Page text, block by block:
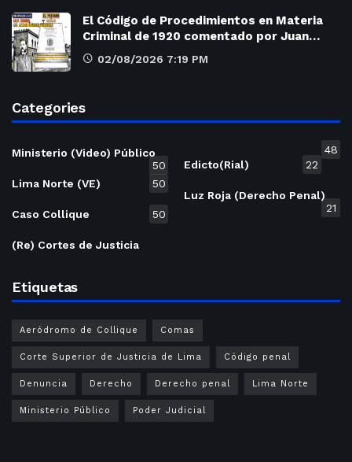
El Código de Procedimientos en Materia
Criminal de 1920 comentado por Juan…
02/08/2026 7:19 PM
Categories
Ministerio (Video) Público
50
Lima Norte (VE)
50
Caso Collique 50
(Re) Cortes de Justicia
48
Edicto(Rial)
22
Luz Roja (Derecho Penal)
21
Etiquetas
Aeródromo de Collique Comas
Corte Superior de Justicia de Lima Código penal
Denuncia Derecho Derecho penal Lima Norte
Ministerio Público Poder Judicial